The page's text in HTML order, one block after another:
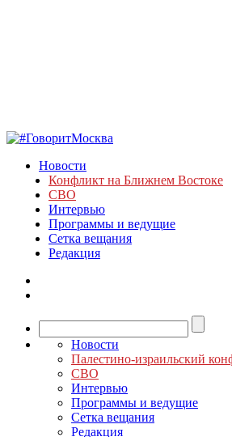
Новости
Конфликт на Ближнем Востоке
СВО
Интервью
Программы и ведущие
Сетка вещания
Редакция
Новости
Палестино-израильский
СВО
Интервью
Программы и ведущие
Сетка вещания
Редакция